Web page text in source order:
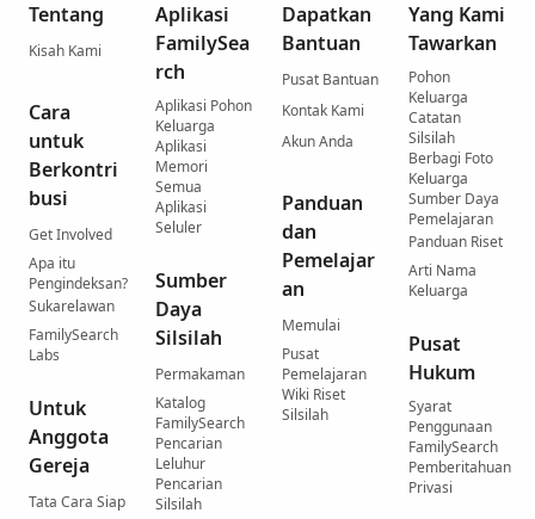
Tentang
Kisah Kami
Cara
untuk
Berkontri
busi
Get Involved
Apa itu
Pengindeksan?
Sukarelawan
FamilySearch
Labs
Untuk
Anggota
Gereja
Tata Cara Siap
Aplikasi
FamilySea
rch
Aplikasi Pohon
Keluarga
Aplikasi
Memori
Semua
Aplikasi
Seluler
Sumber
Daya
Silsilah
Permakaman
Katalog
FamilySearch
Pencarian
Leluhur
Pencarian
Silsilah
Dapatkan
Bantuan
Pusat Bantuan
Kontak Kami
Akun Anda
Panduan
dan
Pemelajar
an
Memulai
Pusat
Pemelajaran
Wiki Riset
Silsilah
Yang Kami
Tawarkan
Pohon
Keluarga
Catatan
Silsilah
Berbagi Foto
Keluarga
Sumber Daya
Pemelajaran
Panduan Riset
Arti Nama
Keluarga
Pusat
Hukum
Syarat
Penggunaan
FamilySearch
Pemberitahuan
Privasi